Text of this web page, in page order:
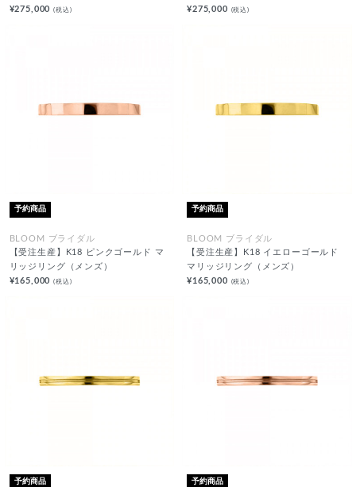
¥275,000(税込)
¥275,000 (税込)
予約商品
BLOOM ブライダル
【受注生産】K18 ピンクゴールド マ
リッジリング（メンズ）
¥165,000(税込)
予約商品
BLOOM ブライダル
【受注生産】K18 イエローゴールド
マリッジリング（メンズ）
¥165,000 (税込)
予約商品 予約商品